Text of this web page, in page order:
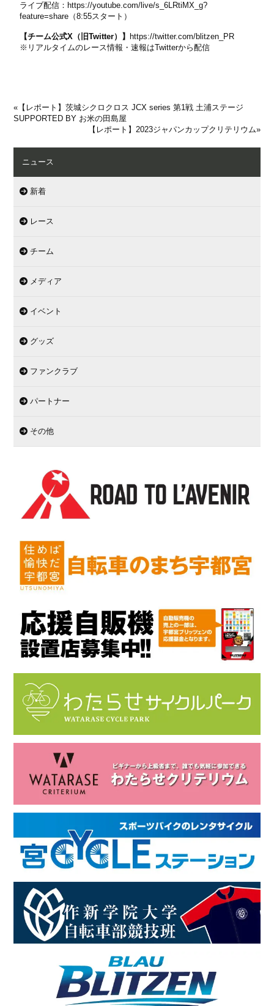
ライブ配信： https://youtube.com/live/s_6LRtiMX_g?
feature=share （8:55スタート）
【チーム公式X（旧Twitter）】
https://twitter.com/blitzen_PR
※リアルタイムのレース情報・速報はTwitterから配信
« 【レポート】茨城シクロクロス JCX series 第1戦 土浦ステージ
SUPPORTED BY お米の田島屋
【レポート】2023ジャパンカップクリテリウム»
ニュース
新着
レース
チーム
メディア
イベント
グッズ
ファンクラブ
パートナー
その他